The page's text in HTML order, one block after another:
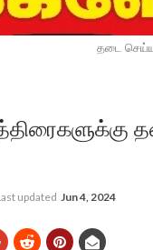
தடை
updated Jun 4, 2024